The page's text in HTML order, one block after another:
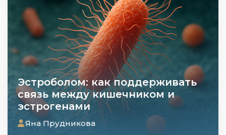
Эстроболом: как поддерживать
связь между кишечником и
эстрогенами
Яна Прудникова